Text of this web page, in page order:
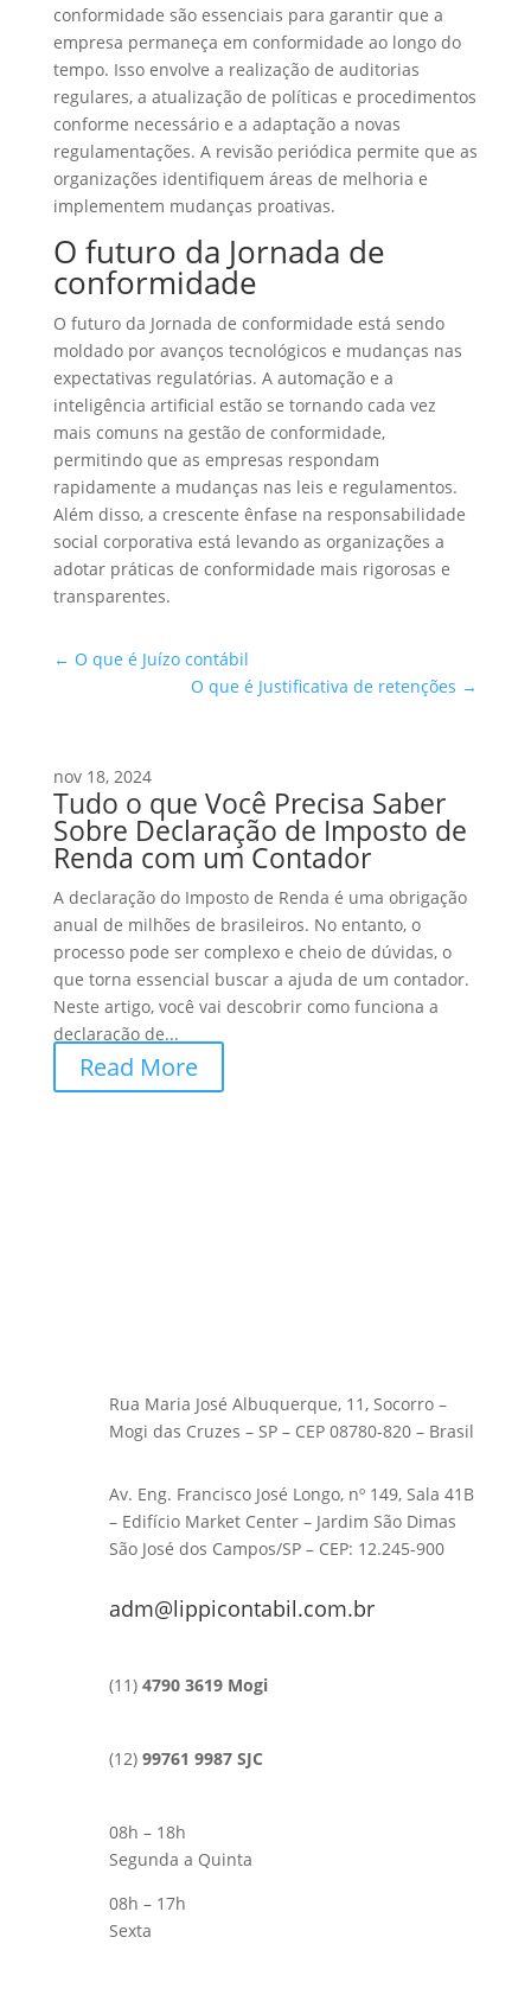
conformidade são essenciais para garantir que a
empresa permaneça em conformidade ao longo do
tempo. Isso envolve a realização de auditorias
regulares, a atualização de políticas e procedimentos
conforme necessário e a adaptação a novas
regulamentações. A revisão periódica permite que as
organizações identifiquem áreas de melhoria e
implementem mudanças proativas.
O futuro da Jornada de
conformidade
O futuro da Jornada de conformidade está sendo
moldado por avanços tecnológicos e mudanças nas
expectativas regulatórias. A automação e a
inteligência artificial estão se tornando cada vez
mais comuns na gestão de conformidade,
permitindo que as empresas respondam
rapidamente a mudanças nas leis e regulamentos.
Além disso, a crescente ênfase na responsabilidade
social corporativa está levando as organizações a
adotar práticas de conformidade mais rigorosas e
transparentes.
← O que é Juízo contábil
O que é Justificativa de retenções →
nov 18, 2024
Tudo o que Você Precisa Saber
Sobre Declaração de Imposto de
Renda com um Contador
A declaração do Imposto de Renda é uma obrigação
anual de milhões de brasileiros. No entanto, o
processo pode ser complexo e cheio de dúvidas, o
que torna essencial buscar a ajuda de um contador.
Neste artigo, você vai descobrir como funciona a
declaração de...
Read More
Rua Maria José Albuquerque, 11, Socorro –
Mogi das Cruzes – SP – CEP 08780-820 – Brasil
Av. Eng. Francisco José Longo, nº 149, Sala 41B
– Edifício Market Center – Jardim São Dimas
São José dos Campos/SP – CEP: 12.245-900
adm@lippicontabil.com.br
(11) 4790 3619 Mogi
(12) 99761 9987 SJC
08h – 18h
Segunda a Quinta
08h – 17h
Sexta